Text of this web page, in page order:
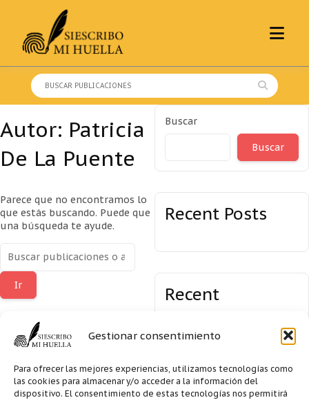
Gestionar consentimiento
Para ofrecer las mejores experiencias, utilizamos tecnologías como
las cookies para almacenar y/o acceder a la información del
dispositivo. El consentimiento de estas tecnologías nos permitirá
content
Buscar:
Autor: Patricia
De La Puente
Parece que no encontramos lo
que estás buscando. Puede que
una búsqueda te ayude.
Buscar
Buscar
Recent Posts
Recent